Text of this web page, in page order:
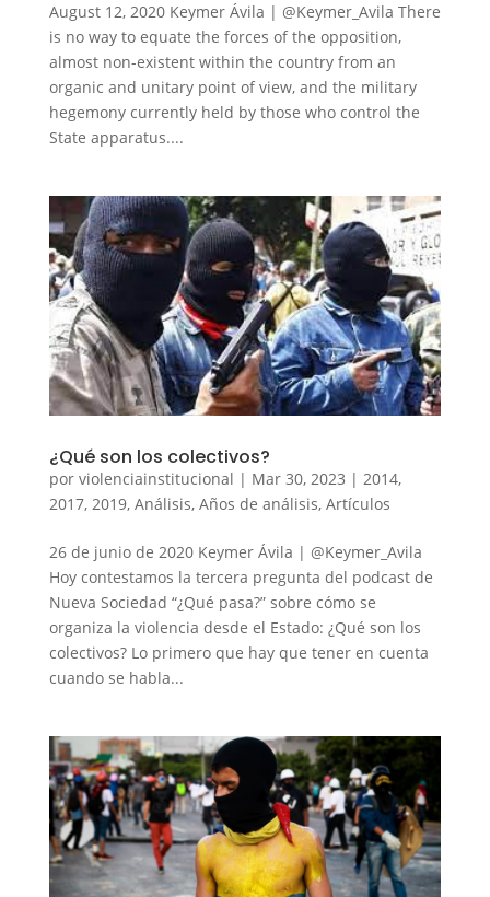
August 12, 2020 Keymer Ávila | @Keymer_Avila There
is no way to equate the forces of the opposition,
almost non-existent within the country from an
organic and unitary point of view, and the military
hegemony currently held by those who control the
State apparatus....
¿Qué son los colectivos?
por violenciainstitucional | Mar 30, 2023 | 2014,
2017, 2019, Análisis, Años de análisis, Artículos
26 de junio de 2020 Keymer Ávila | @Keymer_Avila
Hoy contestamos la tercera pregunta del podcast de
Nueva Sociedad “¿Qué pasa?” sobre cómo se
organiza la violencia desde el Estado: ¿Qué son los
colectivos? Lo primero que hay que tener en cuenta
cuando se habla...